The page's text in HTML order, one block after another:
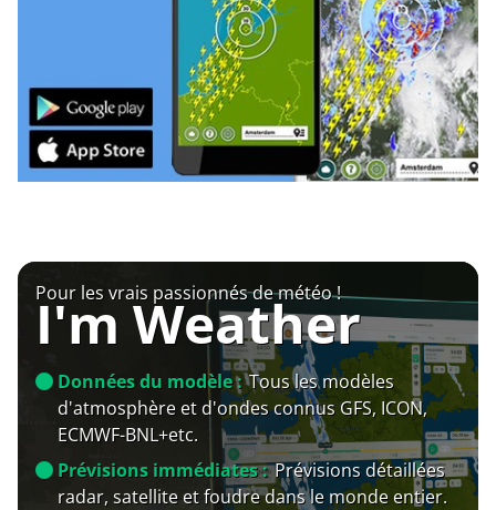
Pour les vrais passionnés de météo !
I'm Weather
Données du modèle : Tous les modèles
d'atmosphère et d'ondes connus GFS, ICON,
ECMWF-BNL+etc.
Prévisions immédiates : Prévisions détaillées
radar, satellite et foudre dans le monde entier.